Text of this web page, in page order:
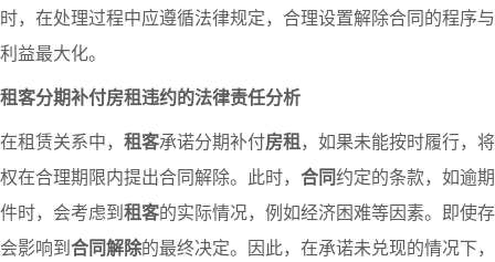
时，在处理过程中应遵循法律规定，合理设置解除合同的程序
利益最大化。
租客分期补付房租违约的法律责任分析
在租赁关系中， 租客承诺分期补付房租，如果未能按时履行，
权在合理期限内提出合同解除。此时， 合同约定的条款，如逾
件时，会考虑到租客的实际情况，例如经济困难等因素。即使
会影响到合同解除的最终决定。因此，在承诺未兑现的情况下